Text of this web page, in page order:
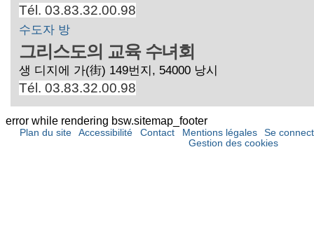
Tél. 03.83.32.00.98
수도자 방
그리스도의 교육 수녀회
생 디지에 가(街) 149번지, 54000 낭시
Tél. 03.83.32.00.98
error while rendering bsw.sitemap_footer
Plan du site Accessibilité Contact Mentions légales
Se
Gestion des cookies